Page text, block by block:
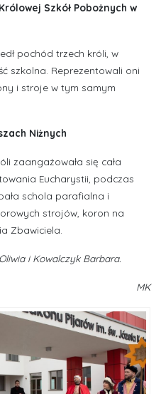
Szkół Pobożnych w
pochód trzech króli, w
szkolna. Reprezentowali oni
i stroje w tym samym
Niżnych
zaangażowała się cała
Eucharystii, podczas
schola parafialna i
strojów, koron na
Zbawiciela.
i Kowalczyk Barbara.
MK